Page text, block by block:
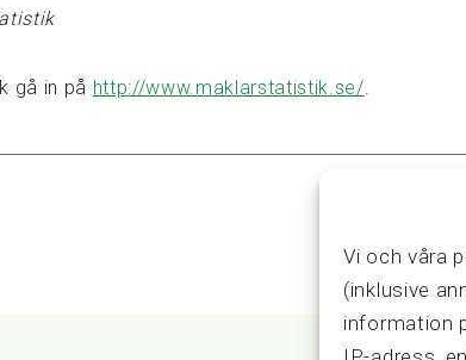
Vi och våra
(inklusive
information
gå in på http://www.maklarstatistik.se/